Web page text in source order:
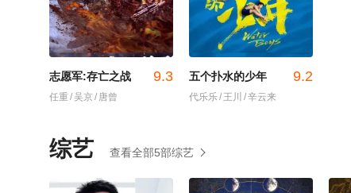
志愿军:存亡之战 9.3
任重/吴京/ 唐曾
五个扑水的少年 9.2
代乐乐/ 王川 /辛云来
综艺 查看全部5部综艺